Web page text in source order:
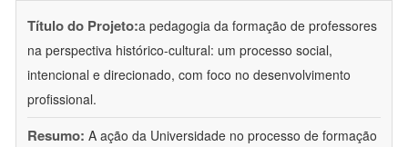
Título do Projeto:a pedagogia da formação de professores
na perspectiva histórico-cultural: um processo social,
intencional e direcionado, com foco no desenvolvimento
profissional.
Resumo: A ação da Universidade no processo de formação